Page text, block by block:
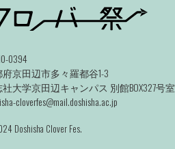
0394
京田辺市多々羅都谷1-3
大学京田辺キャンパス 別館BOX327号室
cloverfes@mail.doshisha.ac.jp
Doshisha Clover Fes.